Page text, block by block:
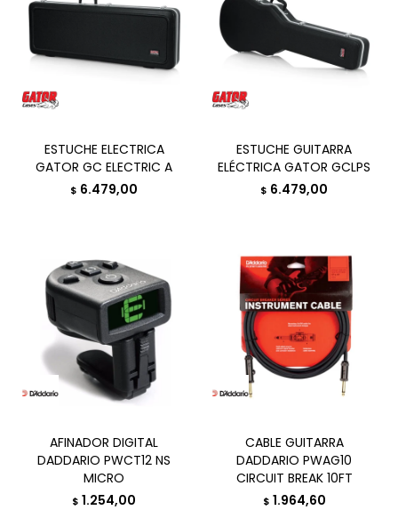
ESTUCHE ELECTRICA
GATOR GC ELECTRIC A
$ 6.479,00
ESTUCHE GUITARRA
ELÉCTRICA GATOR GCLPS
$ 6.479,00
AFINADOR DIGITAL
DADDARIO PWCT12 NS
MICRO
$ 1.254,00
CABLE GUITARRA
DADDARIO PWAG10
CIRCUIT BREAK 10FT
$ 1.964,60